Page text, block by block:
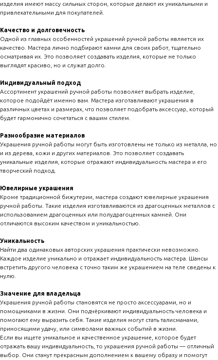
изделия имеют массу сильных сторон, которые делают их уникальными и
привлекательными для покупателей.
Качество и долговечность
Одной из главных особенностей украшений ручной работы является их
качество. Мастера лично подбирают камни для своих работ, тщательно
осматривая их. Это позволяет создавать изделия, которые не только
выглядят красиво, но и служат долго.
Индивидуальный подход
Ассортимент украшений ручной работы позволяет выбрать изделие,
которое подойдёт именно вам. Мастера изготавливают украшения в
различных цветах и размерах, что позволяет подобрать аксессуар, который
будет гармонично сочетаться с вашим стилем.
Разнообразие материалов
Украшения ручной работы могут быть изготовлены не только из металла, но
и из дерева, кожи и других материалов. Это позволяет создавать
уникальные изделия, которые отражают индивидуальность мастера и его
творческий подход.
Ювелирные украшения
Кроме традиционной бижутерии, мастера создают ювелирные украшения
ручной работы. Такие изделия изготавливаются из драгоценных металлов с
использованием драгоценных или полудрагоценных камней. Они
отличаются высоким качеством и уникальностью.
Уникальность
Найти два одинаковых авторских украшения практически невозможно.
Каждое изделие уникально и отражает индивидуальность мастера. Шансы
встретить другого человека с точно таким же украшением на теле сведены к
нулю.
Значение для владельца
Украшения ручной работы становятся не просто аксессуарами, но и
помощниками в жизни. Они подчёркивают индивидуальность человека и
помогают ему выразить себя. Такие изделия могут стать талисманами,
приносящими удачу, или символами важных событий в жизни.
Если вы ищете уникальное и качественное украшение, которое будет
отражать вашу индивидуальность, то украшения ручной работы — отличный
выбор. Они станут прекрасным дополнением к вашему образу и помогут